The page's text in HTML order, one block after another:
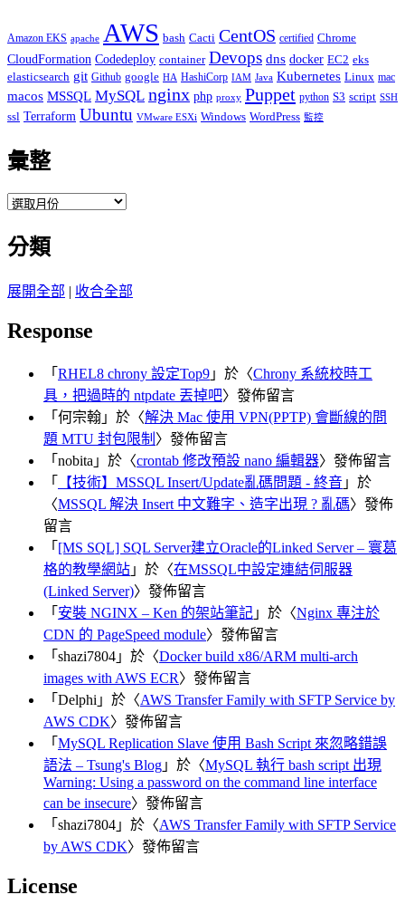
Amazon EKS apache AWS bash Cacti CentOS certified Chrome
CloudFormation Codedeploy container Devops dns docker EC2 eks
elasticsearch git Github google HA HashiCorp IAM Java Kubernetes Linux mac
macos MSSQL MySQL nginx php proxy Puppet python S3 script SSH
ssl Terraform Ubuntu VMware ESXi Windows WordPress 監控
彙整
彙
分類
展開全部 | 收合全部
Response
「 RHEL8 chrony 設定Top9 」於〈Chrony 系統校時工
具，把過時的 ntpdate 丟掉吧〉發佈留言
「 何宗翰 」於〈解決 Mac 使用 VPN(PPTP) 會斷線的問
題 MTU 封包限制 〉發佈留言
「 nobita 」於〈crontab 修改預設 nano 編輯器〉發佈留言
「
【技術】MSSQL Insert/Update亂碼問題 - 終音 」於
〈MSSQL 解決 Insert 中文難字、造字出現 ? 亂碼〉發佈
留言
「 [MS SQL] SQL Server建立Oracle的Linked Server – 寰葛
格的教學網站 」於〈在MSSQL中設定連結伺服器
(Linked Server)〉發佈留言
「 安裝 NGINX – Ken 的架站筆記 」於〈Nginx 專注於
CDN 的 PageSpeed module〉發佈留言
「 shazi7804 」於〈Docker build x86/ARM multi-arch
images with AWS ECR〉發佈留言
「 Delphi 」於〈AWS Transfer Family with SFTP Service by
AWS CDK〉發佈留言
「 MySQL Replication Slave 使用 Bash Script 來忽略錯誤
語法 – Tsung's Blog 」於〈MySQL 執行 bash script 出現
Warning: Using a password on the command line interface
can be insecure〉發佈留言
「 shazi7804 」於〈AWS Transfer Family with SFTP Service
by AWS CDK〉發佈留言
License